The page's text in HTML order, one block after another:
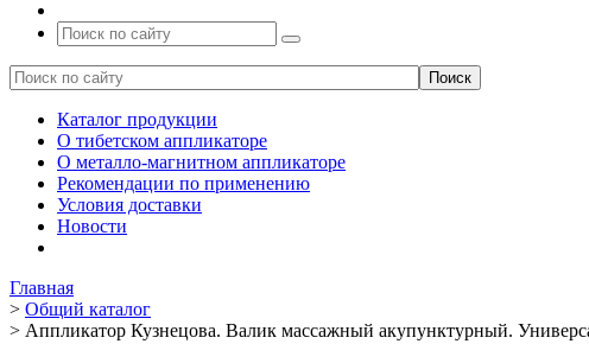
Каталог продукции
О тибетском аппликаторе
О металло-магнитном аппликаторе
Рекомендации по применению
Условия доставки
Новости
Главная
> Общий каталог
> Аппликатор Кузнецова. Валик массажный акупунктурный.